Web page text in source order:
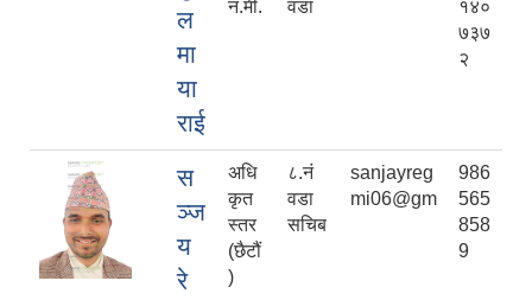
ल
मा
या
राई
न.मी.
वडा
१४०
७३७
२
स
ञ्ज
य
रे
अधि
कृत
स्तर
(छैटौं
)
८.नं
वडा
सचिब
sanjayreg
mi06@gm
986
565
858
9